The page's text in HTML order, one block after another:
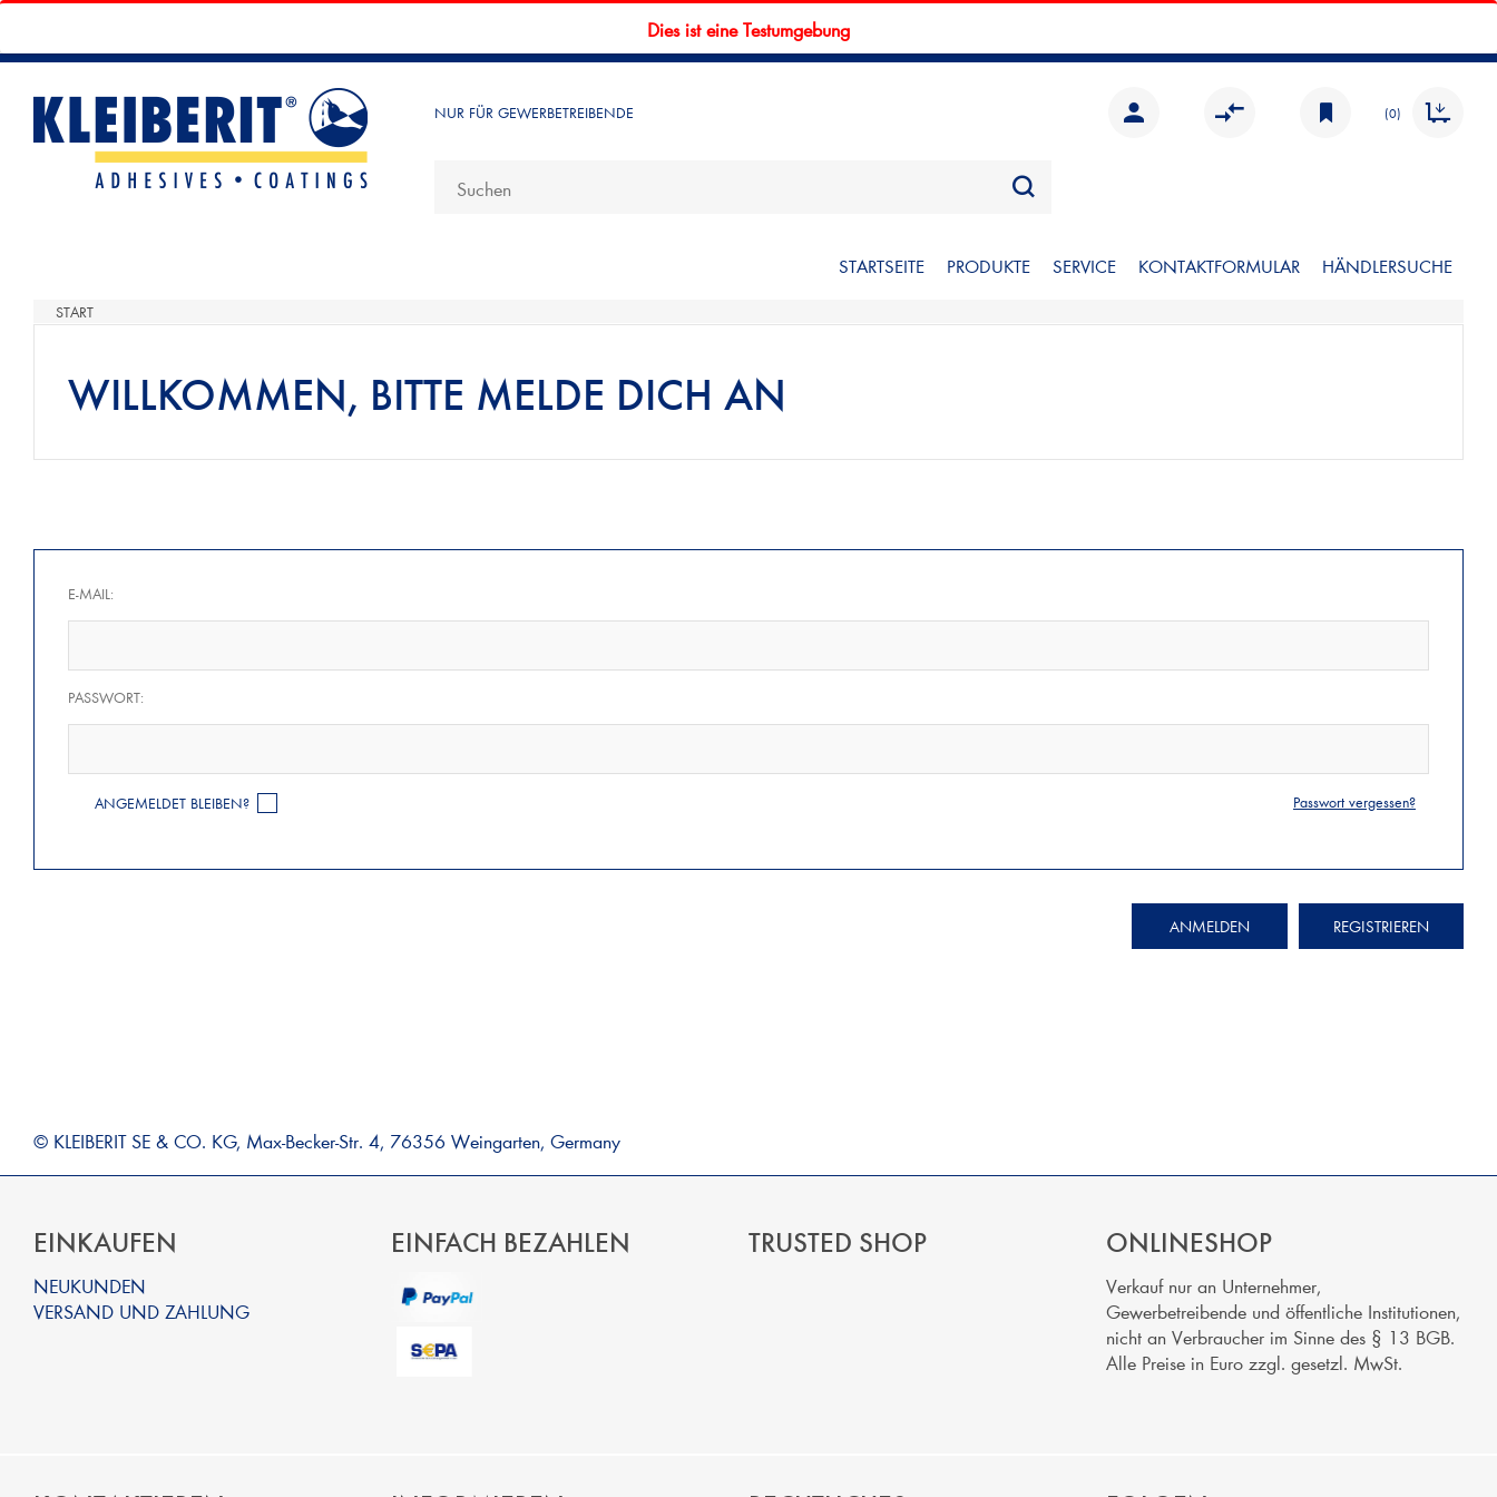
Dies ist eine Testumgebung
NUR FÜR GEWERBETREIBENDE (0)
STARTSEITE PRODUKTE SERVICE KONTAKTFORMULAR HÄNDLERSUCHE
START
WILLKOMMEN, BITTE MELDE DICH AN
E-MAIL:
PASSWORT:
ANGEMELDET BLEIBEN? Passwort vergessen?
ANMELDEN REGISTRIEREN
© KLEIBERIT SE & CO. KG, Max-Becker-Str. 4, 76356 Weingarten, Germany
EINKAUFEN
NEUKUNDEN
VERSAND UND ZAHLUNG
EINFACH BEZAHLEN TRUSTED SHOP ONLINESHOP
Verkauf nur an Unternehmer,
Gewerbetreibende und öffentliche Institutionen,
nicht an Verbraucher im Sinne des § 13 BGB.
Alle Preise in Euro zzgl. gesetzl. MwSt.